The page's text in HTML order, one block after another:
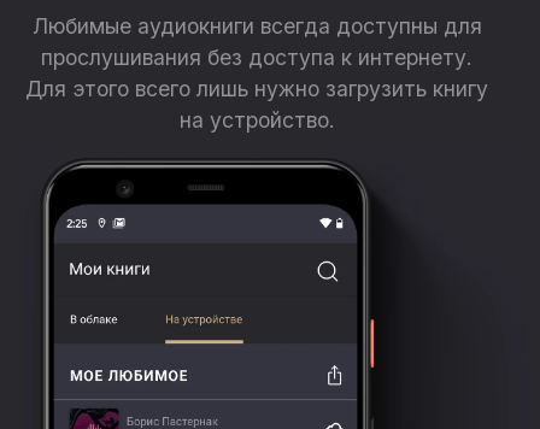
Любимые аудиокниги всегда доступны для
прослушивания без доступа к интернету.
Для этого всего лишь нужно загрузить книгу
на устройство.